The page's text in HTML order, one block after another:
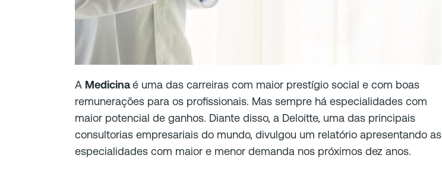
A Medicinaé uma das carreiras com maior prestígio social e com boas
remunerações para os profissionais. Mas sempre há especialidades com
maior potencial de ganhos. Diante disso, a Deloitte, uma das principais
consultorias empresariais do mundo, divulgou um relatório apresentando as
especialidades com maior e menor demanda nos próximos dez anos.